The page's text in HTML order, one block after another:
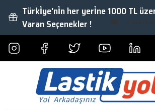
Türki̇ye'ni̇n her yeri̇ne 1000 TL
Varan Seçenekler !